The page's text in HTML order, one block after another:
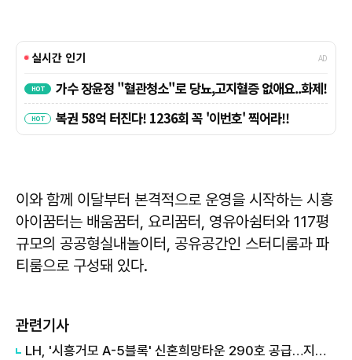
이와 함께 이달부터 본격적으로 운영을 시작하는 시흥
아이꿈터는 배움꿈터, 요리꿈터, 영유아쉼터와 117평
규모의 공공형실내놀이터, 공유공간인 스터디룸과 파
티룸으로 구성돼 있다.
관련기사
LH, '시흥거모 A-5블록' 신혼희망타운 290호 공급…지구 내 첫 공공분양